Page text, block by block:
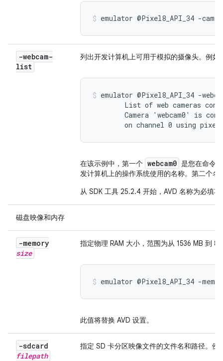
emulator @Pixel8_API_34 -
-webcam-
list
列出开发计算机上可用于模拟的摄像头。例如
emulator @Pixel8_API_34 -
List of web cameras
Camera 'webcam0' is
on channel 0 using
在该示例中，第一个 webcam0 是您在命令
发计算机上的操作系统使用的名称。第二个名
从 SDK 工具 25.2.4 开始，AVD 名称为必填项
磁盘映像和内存
-memory
size
指定物理 RAM 大小，范围为从 1536 MB 到
emulator @Pixel8_API_34 -
此值将替换 AVD 设置。
-sdcard
filepath
指定 SD 卡分区映像文件的文件名和路径。例